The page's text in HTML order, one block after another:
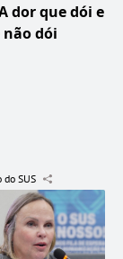
dor que dói e
dói
SUS